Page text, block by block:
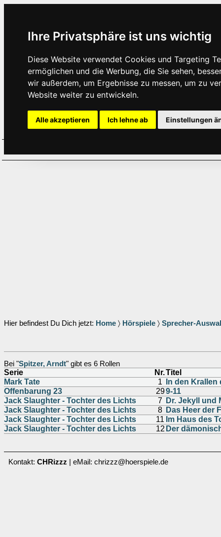
Ihre Privatsphäre ist uns wichtig
Diese Website verwendet Cookies und Targeting
ermöglichen und die Werbung, die Sie sehen,
wir außerdem, um Ergebnisse zu messen, um zu
Website weiter zu entwickeln.
Alle akzeptieren Ich lehne ab Einstellungen
Hier befindest Du Dich jetzt: Home 〉 Hörspiele 〉 Sprecher-
Bei "Spitzer, Arndt" gibt es 6 Rollen
Serie Nr.Titel
Mark Tate
1
In den
Offenbarung 23
299-11
Jack Slaughter - Tochter des Lichts
7
Dr. Jekyll und
Jack Slaughter - Tochter des Lichts
8 Das Heer der
Jack Slaughter - Tochter des Lichts
11 Im Haus des
Jack Slaughter - Tochter des Lichts
12 Der
Kontakt: CHRizzz | eMail: chrizzz@hoerspiele.de